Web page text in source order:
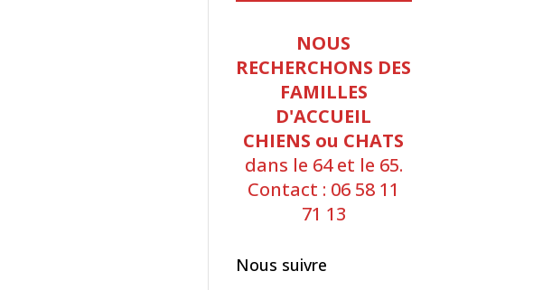
NOUS
RECHERCHONS DES
FAMILLES
D'ACCUEIL
CHIENS ou CHATS
dans le 64 et le 65.
Contact : 06 58 11
71 13
Nous suivre